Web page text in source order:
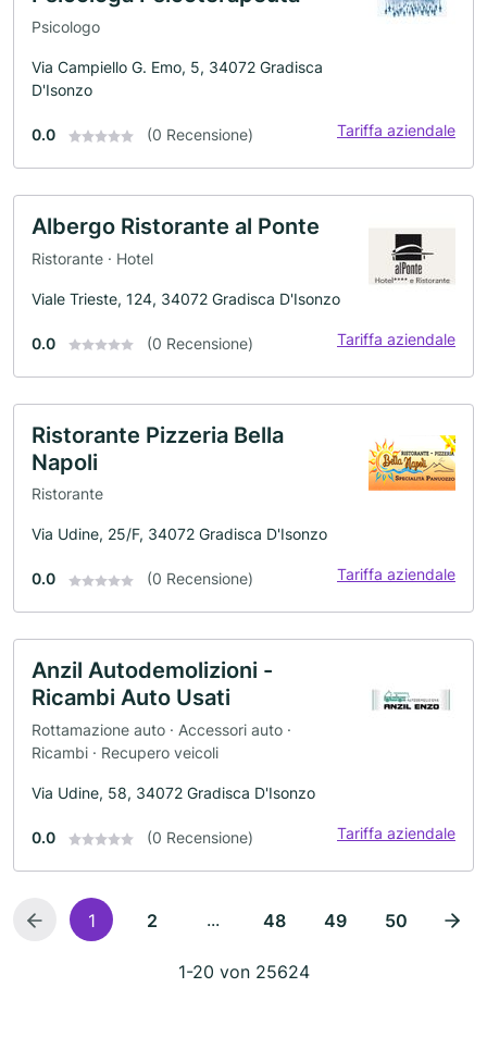
Psicologo
Via Campiello G. Emo, 5, 34072 Gradisca
D'Isonzo
0.0 (0 Recensione) Tariffa aziendale
Albergo Ristorante al Ponte
Ristorante · Hotel
Viale Trieste, 124, 34072 Gradisca D'Isonzo
0.0 (0 Recensione) Tariffa aziendale
Ristorante Pizzeria Bella
Napoli
Ristorante
Via Udine, 25/F, 34072 Gradisca D'Isonzo
0.0 (0 Recensione) Tariffa aziendale
Anzil Autodemolizioni -
Ricambi Auto Usati
Rottamazione auto · Accessori auto ·
Ricambi · Recupero veicoli
Via Udine, 58, 34072 Gradisca D'Isonzo
0.0 (0 Recensione) Tariffa aziendale
1 2 ... 48 49 50
1-20 von 25624